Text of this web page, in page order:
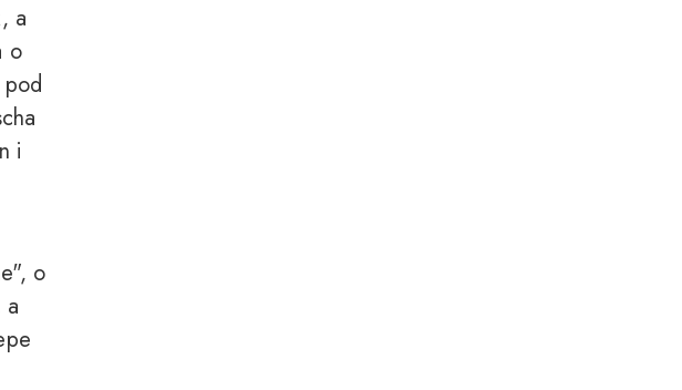
a
o
i
o